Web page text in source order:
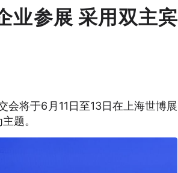
业参展 采用双主宾
会将于6月11日至13日在上海世博展
题。